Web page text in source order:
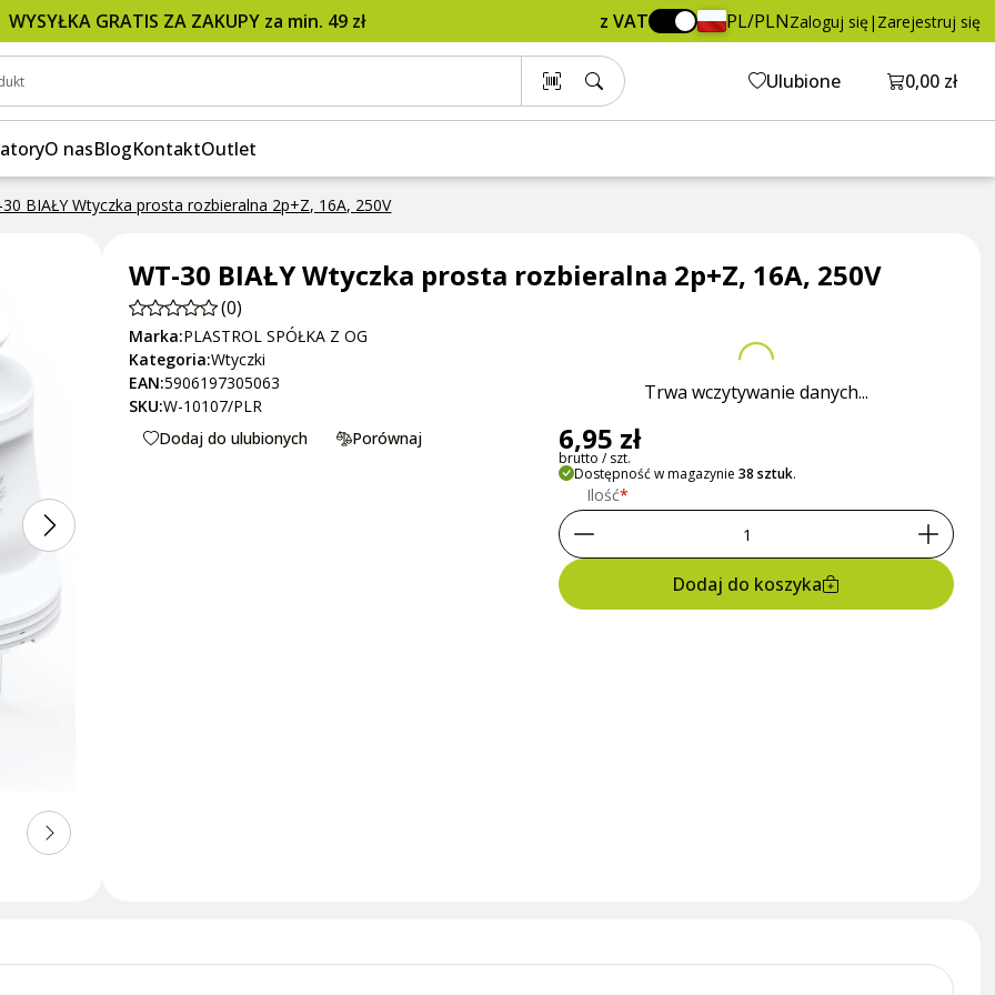
WYSYŁKA GRATIS ZA ZAKUPY za min. 49 zł z VAT PL/PLNZaloguj się | Zarejestruj się
Ulubione Otwórz
0,00 zł
O nasBlogKontaktOutlet
BIAŁY Wtyczka prosta rozbieralna 2p+Z, 16A, 250V
16A, 250V brutto / szt. Dodaj do koszyka
WT-30 BIAŁY Wtyczka prosta rozbieralna 2p+Z, 16A, 250V
(0)
Marka:PLASTROL SPÓŁKA Z OG
Kategoria:Wtyczki
EAN:5906197305063
SKU:W-10107/PLR
Dodaj do ulubionych
Porównaj
Trwa wczytywanie danych...
6,95 zł
brutto / szt.
Dostępność w magazynie38 sztuk.
Ilość
Dodaj do koszyka